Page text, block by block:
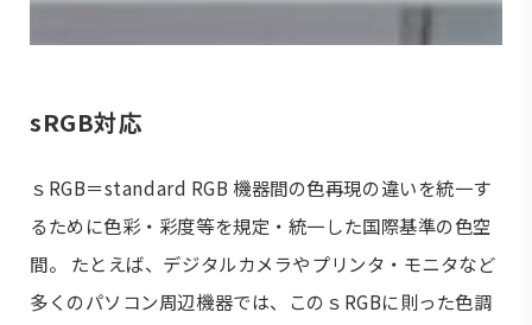
sRGB対応
ｓRGB＝standard RGB 機器間の色再現の違いを統一す
るために色彩・彩度等を規定・統一した国際基準の色空
間。 たとえば、デジタルカメラやプリンタ・モニタなど
多くのパソコン周辺機器では、このｓRGBに則った色調